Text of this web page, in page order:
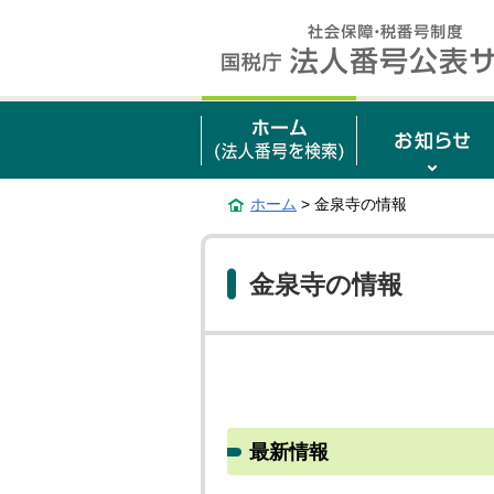
ホーム > 金泉寺の情報
金泉寺の情報
最新情報